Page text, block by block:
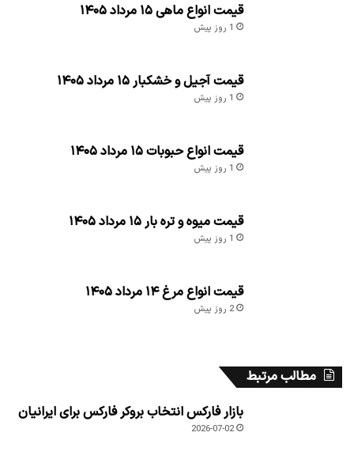
قیمت انواع ماهی ۱۵ مرداد ۱۴۰۵
1 روز پیش
قیمت آجیل و خشکبار ۱۵ مرداد ۱۴۰۵
1 روز پیش
قیمت انواع حبوبات ۱۵ مرداد ۱۴۰۵
1 روز پیش
قیمت میوه و تره بار ۱۵ مرداد ۱۴۰۵
1 روز پیش
قیمت انواع مرغ ۱۴ مرداد ۱۴۰۵
2 روز پیش
مطالب مرتبط
بازار فارکس انتخاب بروکر فارکس برای ایرانیان
2026-07-02